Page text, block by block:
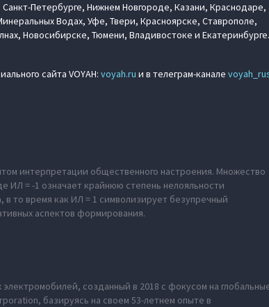
Петербурге, Нижнем Новгороде, Казани, Краснодаре,
Водах, Уфе, Твери, Красноярске, Ставрополе,
Новосибирске, Тюмени, Владивостоке и Екатеринбурге.
сайта VOYAH: voyah.ru и в телеграм-канале
интерпретации общественного настроения. Множество
ИЛ = -1 означает крайнюю степень нелояльности
то время как ИЛ = 1 символизирует безупречный
аспектов формирования.
созданный в 2018 с фокусом на
базируясь на своем 53-летнем опыте в